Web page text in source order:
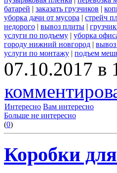
батарей | заказать грузчиков |
уборка дачи от мусора | стрейч
недорого | вывоз плиты |
услуги по подъему | уборка
городу нижний новгород |
услуги по монтажу | подъем
07.10.2017 в
Интересно Вам интересно
Больше не интересно
(0)
Коробки